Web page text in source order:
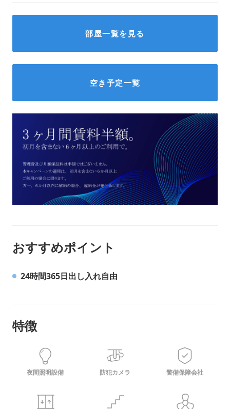
部屋一覧を見る
空き予定一覧
おすすめポイント
24時間365日出し入れ自由
特徴
夜間照明設備 防犯カメラ 警備保障会社